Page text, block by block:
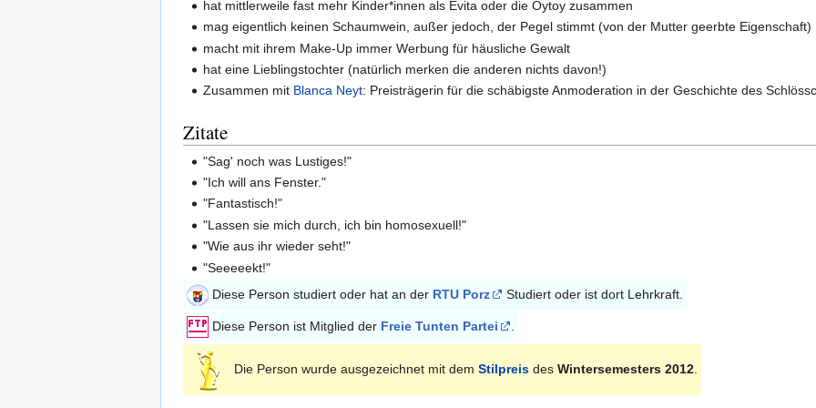
hat mittlerweile fast mehr Kinder*innen als Evita oder die Oytoy zusammen
mag eigentlich keinen Schaumwein, außer jedoch, der Pegel stimmt (von der Mutter geerbte Eigenschaft)
macht mit ihrem Make-Up immer Werbung für häusliche Gewalt
hat eine Lieblingstochter (natürlich merken die anderen nichts davon!)
Zusammen mit Blanca Neyt: Preisträgerin für die schäbigste Anmoderation in der Geschichte des
Zitate
"Sag' noch was Lustiges!"
"Ich will ans Fenster."
"Fantastisch!"
"Lassen sie mich durch, ich bin homosexuell!"
"Wie aus ihr wieder seht!"
"Seeeeekt!"
Diese Person studiert oder hat an der RTU Porz Studiert oder ist dort Lehrkraft.
Diese Person ist Mitglied der Freie Tunten Partei
Die Person wurde ausgezeichnet mit dem Stilpreis des Wintersemesters 2012